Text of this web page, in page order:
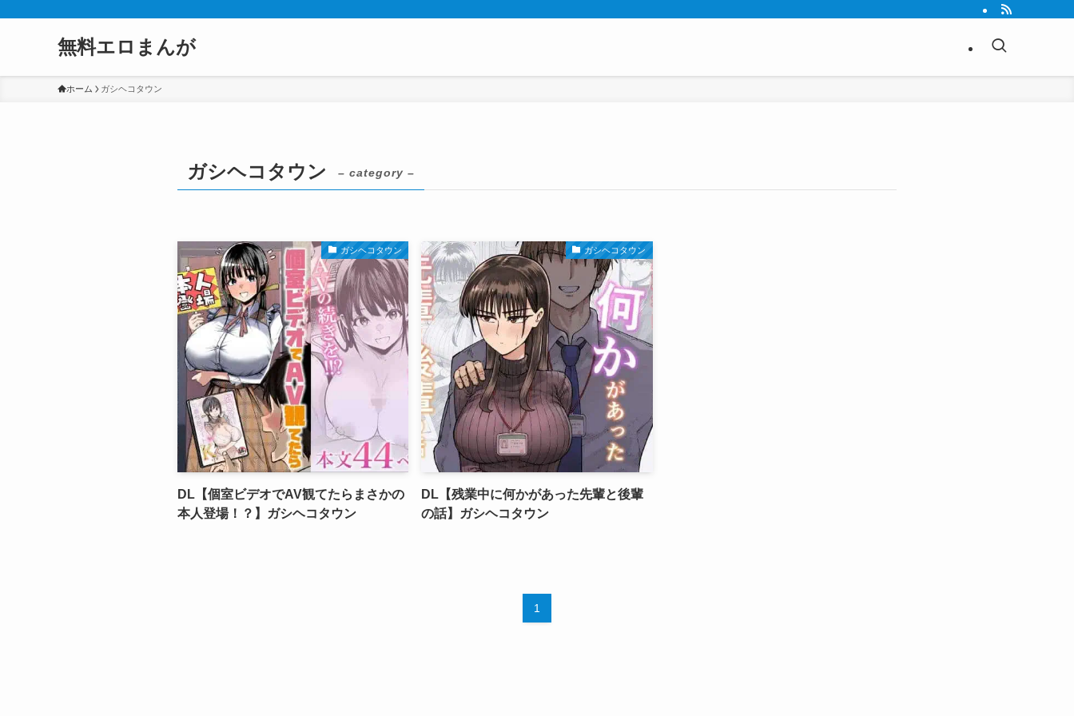
無料エロまんが
ホーム ガシヘコタウン
ガシヘコタウン – category –
ガシヘコタウン
DL【個室ビデオでAV観てたらまさかの
本人登場！？】ガシヘコタウン
ガシヘコタウン
DL【残業中に何かがあった先輩と後輩
の話】ガシヘコタウン
1